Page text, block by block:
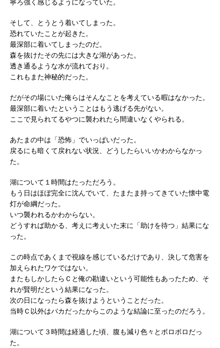
寧ろ強く感じるようになっていた。
そして、とうとう着いてしまった。
恐れていたことが起きた。
最深部に着いてしまったのだ。
森を抜けたその先には大きな湖があった。
透き通るような水が流れており。
これもまた神秘的だった。
だがその場にいた俺らはそんなことを考えている暇はなかった。
最深部に着いたということはもう逃げる先がない。
ここで見られてるやつに襲われたら間違いなくやられる。
あたまの中は「恐怖」でいっぱいだった。
戻るにも暗くて戻れない状況、どうしたらいいかわからなかっ
た。
湖について１時間はたっただろう。
もう日はほぼ完全に沈んでいて、たまたま持ってきていた懐中電
灯が命綱だった。
いつ襲われるかわからない。
どうすれば助かる、考えに考えいた末に「助けを待つ」結果にな
った。
この時点であくまで視線を感じているだけであり、決して危害を
加えられたワケではない。
またもしかしたらＣと俺の勘違いという可能性もあったため、そ
れが賢明だという結果になった。
次の日になったら森を抜けようということだった。
当時Ｃ以外はバカだったからこのような結論に至ったのだろう。
湖について３時間は経過した頃、腹も減り色々とボロボロだっ
た。